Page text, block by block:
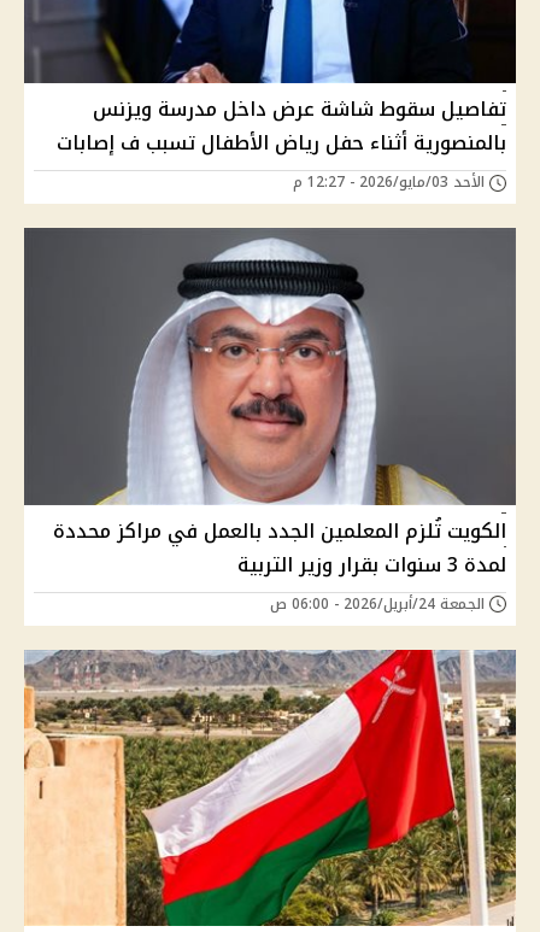
تفاصيل سقوط شاشة عرض داخل مدرسة ويزنس
بالمنصورية أثناء حفل رياض الأطفال تسبب ف إصابات
الأحد 03/مايو/2026 - 12:27 م
الكويت تُلزم المعلمين الجدد بالعمل في مراكز محددة
لمدة 3 سنوات بقرار وزير التربية
الجمعة 24/أبريل/2026 - 06:00 ص